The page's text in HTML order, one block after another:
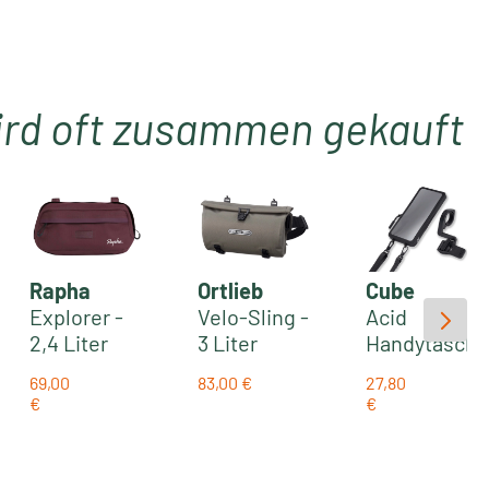
oft zusammen gekauft
Rapha
Explorer -
2,4 Liter
he | brown
Regulärer Preis:
69,00
€
Ortlieb
Velo-Sling -
3 Liter
te
Regulärer Preis:
83,00 €
Cube
Acid
Handytasch
Halterung |
Regulärer
27,80
€